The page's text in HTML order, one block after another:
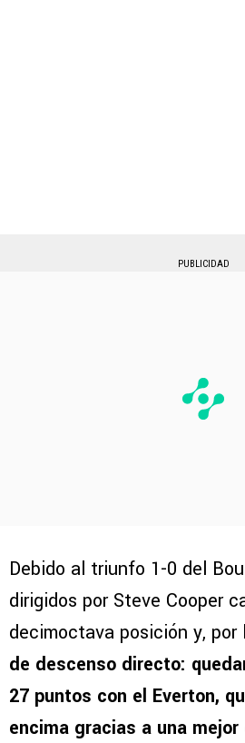
PUBLICIDAD
Debido al triunfo 1-0 del
dirigidos por Steve Cooper
decimoctava posición y, por
de descenso directo:
27 puntos con el Everton,
encima gracias a una